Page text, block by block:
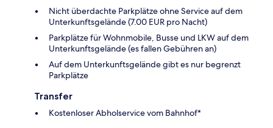
Nicht überdachte Parkplätze ohne Service auf dem
Unterkunftsgelände (7.00 EUR pro Nacht)
Parkplätze für Wohnmobile, Busse und LKW auf dem
Unterkunftsgelände (es fallen Gebühren an)
Auf dem Unterkunftsgelände gibt es nur begrenzt
Parkplätze
Transfer
Kostenloser Abholservice vom Bahnhof*